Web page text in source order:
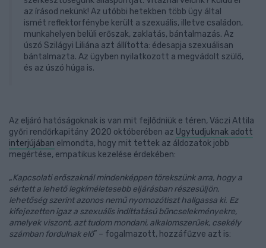
az írásod nekünk! Az utóbbi hetekben több ügy által
ismét reflektorfénybe került a szexuális, illetve családon,
munkahelyen belüli erőszak, zaklatás, bántalmazás. Az
úszó Szilágyi Liliána azt állította: édesapja szexuálisan
bántalmazta. Az ügyben nyilatkozott a megvádolt szülő,
és az úszó húga is.
Az eljáró hatóságoknak is van mit fejlődniük e téren, Váczi Attila
győri rendőrkapitány 2020 októberében az Ugytudjuknak adott
interjújában elmondta, hogy mit tettek az áldozatok jobb
megértése, empatikus kezelése érdekében:
„Kapcsolati erőszaknál mindenképpen törekszünk arra, hogy a
sértett a lehető legkíméletesebb eljárásban részesüljön,
lehetőség szerint azonos nemű nyomozótiszt hallgassa ki. Ez
kifejezetten igaz a szexuális indíttatású bűncselekményekre,
amelyek viszont, azt tudom mondani, alkalomszerűek, csekély
számban fordulnak elő” – fogalmazott, hozzáfűzve azt is: